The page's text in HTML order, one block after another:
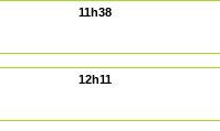
11h38
12h11